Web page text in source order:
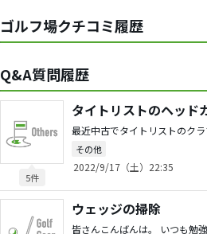
ゴルフ場クチコミ履歴
Q&A質問履歴
5件
タイトリストのヘッド
その他
2022/9/17（土）22:35
ウェッジの掃除